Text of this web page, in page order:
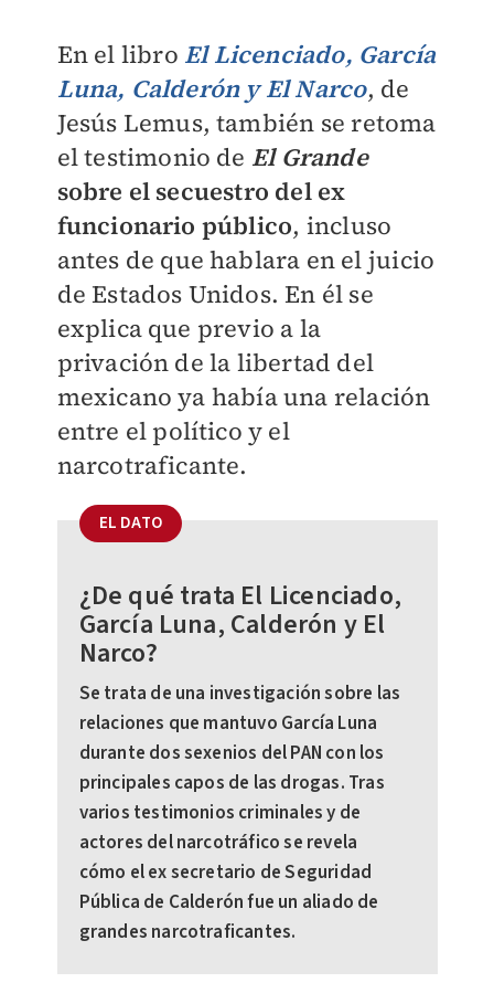
En el libro El Licenciado, García
Luna, Calderón y El Narco, de
Jesús Lemus, también se retoma
el testimonio de El Grande
sobre el secuestro del ex
funcionario público, incluso
antes de que hablara en el juicio
de Estados Unidos. En él se
explica que previo a la
privación de la libertad del
mexicano ya había una relación
entre el político y el
narcotraficante.
EL DATO
¿De qué trata El Licenciado,
García Luna, Calderón y El
Narco?
Se trata de una investigación sobre las
relaciones que mantuvo García Luna
durante dos sexenios del PAN con los
principales capos de las drogas. Tras
varios testimonios criminales y de
actores del narcotráfico se revela
cómo el ex secretario de Seguridad
Pública de Calderón fue un aliado de
grandes narcotraficantes.